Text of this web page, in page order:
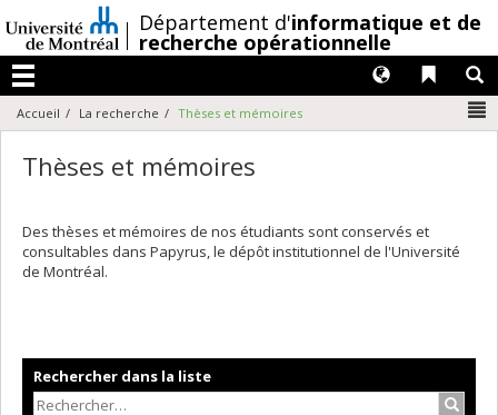
au
contenu
/Département d'informatique et de
recherche opérationnelle
Menu
Liens
Langues
Accueil La recherche Thèses et mémoires
Thèses et mémoires
Des thèses et mémoires de nos étudiants sont conservés et
consultables dans Papyrus, le dépôt institutionnel de l'Université
de Montréal.
Rechercher dans la liste